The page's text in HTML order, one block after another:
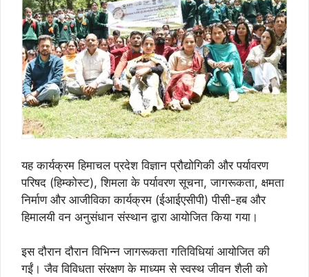
यह कार्यक्रम हिमाचल प्रदेश विज्ञान प्रौद्योगिकी और पर्यावरण
परिषद (हिम्कोस्ट), शिमला के पर्यावरण सूचना, जागरूकता, क्षमता
निर्माण और आजीविका कार्यक्रम (ईआईएसीपी) पीसी-हब और
हिमालयी वन अनुसंधान संस्थान द्वारा आयोजित किया गया।
इस दौरान दौरान विभिन्न जागरूकता गतिविधियां आयोजित की
गईं। जैव विविधता संरक्षण के माध्यम से स्वस्थ जीवन शैली को